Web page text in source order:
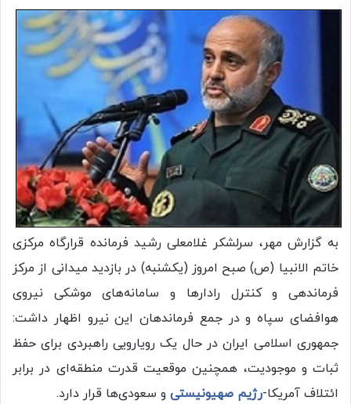
به گزارش مهر، سرلشکر غلامعلی رشید فرمانده قرارگاه مرکزی
خاتم الانبیا (ص) صبح امروز (یکشنبه) در بازدید میدانی از مرکز
فرماندهی و کنترل رادارها و سامانه‌های موشکی نیروی
هوافضای سپاه و در جمع فرماندهان این نیرو اظهار داشت:
جمهوری اسلامی ایران در حال یک رویارویی راهبردی برای حفظ
ثبات و موجودیت، همچنین موقعیت قدرت منطقه‌ای در برابر
ائتلاف آمریکا-رژیم صهیونیستی و سعودی‌ها قرار دارد.